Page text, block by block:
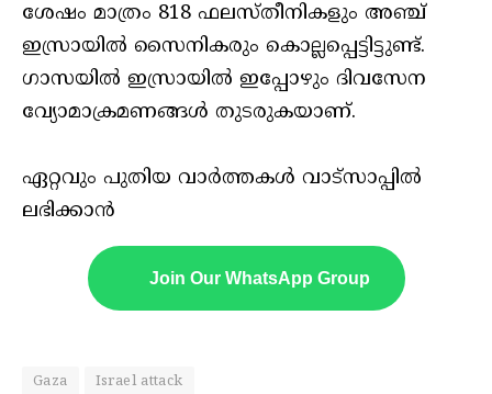
ശേഷം മാത്രം 818 ഫലസ്തീനികളും അഞ്ച്
ഇസ്രായിൽ സൈനികരും കൊല്ലപ്പെട്ടിട്ടുണ്ട്.
ഗാസയിൽ ഇസ്രായിൽ ഇപ്പോഴും ദിവസേന
വ്യോമാക്രമണങ്ങൾ തുടരുകയാണ്.
ഏറ്റവും പുതിയ വാർത്തകൾ വാട്സാപ്പിൽ
ലഭിക്കാൻ
Join Our WhatsApp Group
Gaza Israel attack